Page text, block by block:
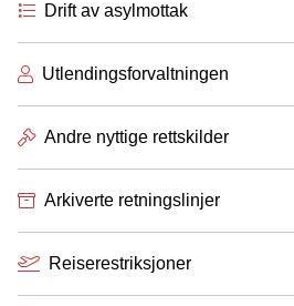
Drift av asylmottak
Utlendingsforvaltningen
Andre nyttige rettskilder
Arkiverte retningslinjer
Reiserestriksjoner